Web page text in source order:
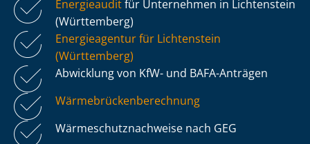
Energieauditfür Unternehmen in Lichtenstein
(Württemberg)
Energieagentur für Lichtenstein
(Württemberg)
Abwicklung von KfW- und BAFA-Anträgen
Wär­me­brü­cken­be­rech­nung
Wär­me­schutz­nach­wei­se nach GEG